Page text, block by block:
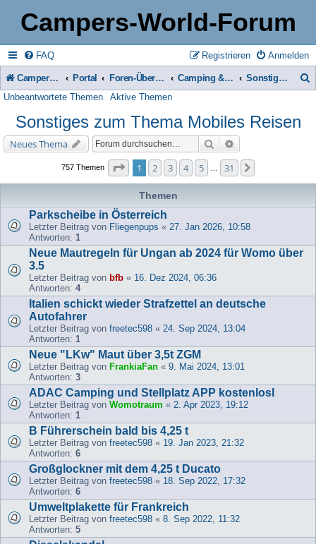
Campers-World-Forum
FAQ Anmelden
Registrieren
Campers-World-Forum Portal Foren-Übersicht Camping & Reise -> Fahrzeuge & Zubehör in der Praxis Sonstiges zum Thema Mobiles Reisen
Unbeantwortete Themen Aktive Themen
Sonstiges zum Thema Mobiles Reisen
Neues Thema Suche
757 Themen Seite von
1 2 3 4 5 31
Themen
Parkscheibe in Österreich
Letzter Beitrag von Fliegenpups « 27. Jan 2026, 10:58
Antworten: 1
Neue Mautregeln für Ungan ab 2024 für Womo über
3.5
Letzter Beitrag von bfb « 16. Dez 2024, 06:36
Antworten: 4
Italien schickt wieder Strafzettel an deutsche
Autofahrer
Letzter Beitrag von freetec598 « 24. Sep 2024, 13:04
Antworten: 1
Neue "LKw" Maut über 3,5t ZGM
Letzter Beitrag von FrankiaFan « 9. Mai 2024, 13:01
Antworten: 3
ADAC Camping und Stellplatz APP kostenlosl
Letzter Beitrag von Womotraum « 2. Apr 2023, 19:12
Antworten: 1
B Führerschein bald bis 4,25 t
Letzter Beitrag von freetec598 « 19. Jan 2023, 21:32
Antworten: 6
Großglockner mit dem 4,25 t Ducato
Letzter Beitrag von freetec598 « 18. Sep 2022, 17:32
Antworten: 6
Umweltplakette für Frankreich
Letzter Beitrag von freetec598 « 8. Sep 2022, 11:32
Antworten: 5